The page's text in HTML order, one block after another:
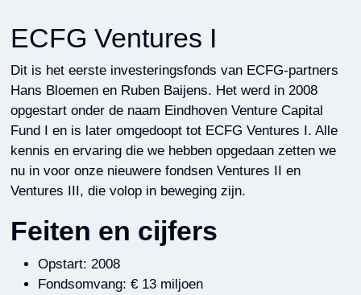
ECFG Ventures I
Dit is het eerste investeringsfonds van ECFG-partners
Hans Bloemen en Ruben Baijens. Het werd in 2008
opgestart onder de naam Eindhoven Venture Capital
Fund I en is later omgedoopt tot ECFG Ventures I. Alle
kennis en ervaring die we hebben opgedaan zetten we
nu in voor onze nieuwere fondsen Ventures II en
Ventures III, die volop in beweging zijn.
Feiten en cijfers
Opstart: 2008
Fondsomvang: € 13 miljoen